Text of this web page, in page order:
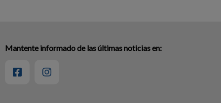
Mantente informado de las últimas noticias en: